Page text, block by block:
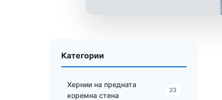
Категории
Хернии на предната
коремна стена
23